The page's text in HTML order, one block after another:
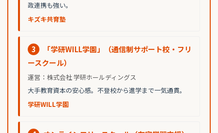
政連携も強い。
キズキ共育塾
3
「学研WILL学園」（通信制サポート校・フリ
ースクール）
運営：株式会社 学研ホールディングス
大手教育資本の安心感。不登校から進学まで一気通貫。
学研WILL学園